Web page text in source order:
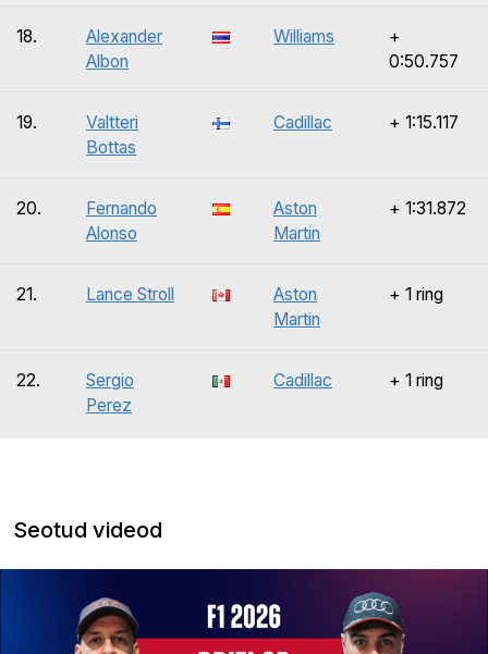
18.
Alexander
Albon
Williams
+
0:50.757
19.
Valtteri
Bottas
Cadillac + 1:15.117
20.
Fernando
Alonso
Aston
Martin
+ 1:31.872
21. Lance Stroll
Aston
Martin
+ 1 ring
22.
Sergio
Perez
Cadillac + 1 ring
Seotud videod